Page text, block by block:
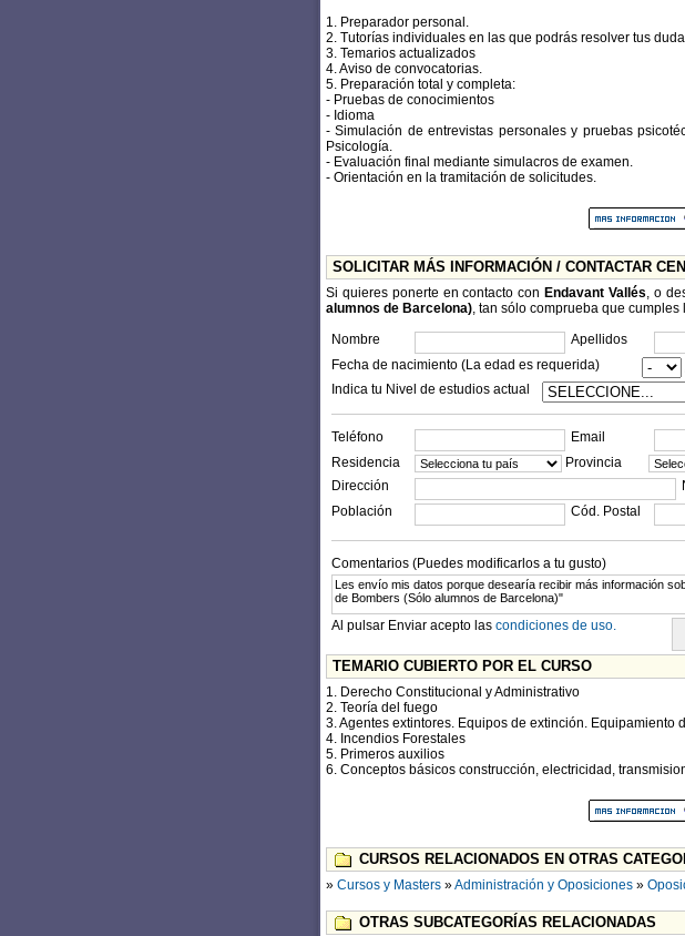
1. Preparador personal.
2. Tutorías individuales en las que podrás resolver tus
3. Temarios actualizados
4. Aviso de convocatorias.
5. Preparación total y completa:
- Pruebas de conocimientos
- Idioma
- Simulación de entrevistas personales y pruebas
Psicología.
- Evaluación final mediante simulacros de examen.
- Orientación en la tramitación de solicitudes.
SOLICITAR MÁS INFORMACIÓN / CONTACTAR
Si quieres ponerte en contacto con Endavant Vallés, o
alumnos de Barcelona), tan sólo comprueba que
Nombre
Apellidos
Fecha de nacimiento (La edad es requerida)
Indica tu Nivel de estudios actual
Teléfono
Email
Residencia
Provincia
Dirección
Población
Cód. Postal
Comentarios (Puedes modificarlos a tu gusto)
Al pulsar Enviar acepto las condiciones de uso.
TEMARIO CUBIERTO POR EL CURSO
1. Derecho Constitucional y Administrativo
2. Teoría del fuego
3. Agentes extintores. Equipos de extinción. Equipamiento
4. Incendios Forestales
5. Primeros auxilios
6. Conceptos básicos construcción, electricidad,
CURSOS RELACIONADOS EN OTRAS
» Cursos y Masters »Administración y Oposiciones »
OTRAS SUBCATEGORÍAS RELACIONADAS